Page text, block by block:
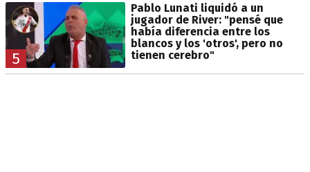
5
Pablo Lunati liquidó a un
jugador de River: "pensé que
había diferencia entre los
blancos y los 'otros', pero no
tienen cerebro"